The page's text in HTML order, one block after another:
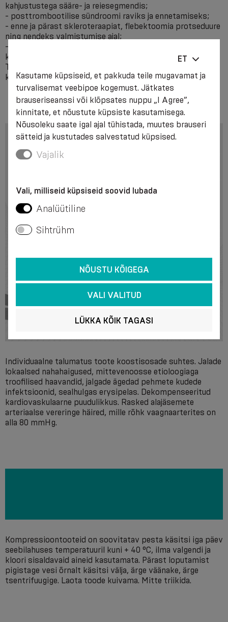
kahjustustega sääre- ja reiesegmendis;
- posttrombootilise sündroomi raviks ja ennetamiseks;
- enne ja pärast skleroteraapiat, flebektoomia protseduure
ning nendeks valmistumise ajal;
- muud tüüpi kirurgilise ravi korral, traumajärgse turse
korral.
Tähelepanu! Enne II kompressiooniklassi toodete
kasutamist on soovitatav konsulteerida arstiga.
Individuaalne talumatus toote koostisosade suhtes. Jalade
lokaalsed nahahaigused, mittevenoosse etioloogiaga
troofilised haavandid, jalgade ägedad pehmete kudede
infektsioonid, sealhulgas erysipelas. Dekompenseeritud
kardiovaskulaarne puudulikkus. Rasked alajäsemete
arteriaalse vereringe häired, mille rõhk vaagnaarterites on
alla 80 mmHg.
Kompressioontooteid on soovitatav pesta käsitsi iga päev
seebilahuses temperatuuril kuni + 40 °С, ilma valgendi ja
kloori sisaldavaid aineid kasutamata. Pärast loputamist
pigistage vesi õrnalt käsitsi välja, ärge väänake, ärge
tsentrifuugige. Laota toode kuivama. Mitte triikida.
ET
Kasutame küpsiseid, et pakkuda teile mugavamat ja
turvalisemat veebipoe kogemust. Jätkates
brauseriseanssi või klõpsates nuppu „I Agree”,
kinnitate, et nõustute küpsiste kasutamisega.
Nõusoleku saate igal ajal tühistada, muutes brauseri
sätteid ja kustutades salvestatud küpsised.
Vajalik
Vali, milliseid küpsiseid soovid lubada
Analüütiline
Sihtrühm
NÕUSTU KÕIGEGA
VALI VALITUD
LÜKKA KÕIK TAGASI